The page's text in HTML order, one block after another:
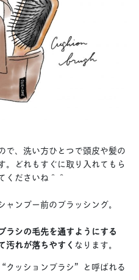
で、洗い方ひとつで頭皮や髪の
。どれもすぐに取り入れてもら
くださいね＾＾
ンプー前のブラッシング。
ラシの毛先を通すようにする
汚れが落ちやすく なります。
クッションブラシ”と呼ばれる